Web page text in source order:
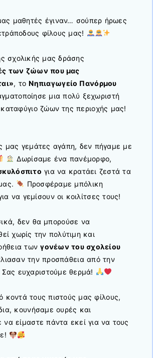
μαθητές έγιναν… σούπερ ήρωες
φίλους μας!
σχολικής μας δράσης
των ζώων που μας
, τοΝηπιαγωγείο Πανόρμου
μια πολύ ξεχωριστή
ζώων της περιοχής μας!
μας γεμάτες αγάπη, δεν πήγαμε με
Δωρίσαμε ένα πανέμορφο,
για να κρατάει ζεστά τα
Προσφέραμε μπόλικη
να γεμίσουν οι κοιλίτσες τους!
δεν θα μπορούσε να
χωρίς την πολύτιμη και
τωνγονέων του σχολείου
την προσπάθεια από την
ευχαριστούμε θερμά!
κοντά τους πιστούς μας φίλους,
κουνήσαμε ουρές και
είμαστε πάντα εκεί για να τους